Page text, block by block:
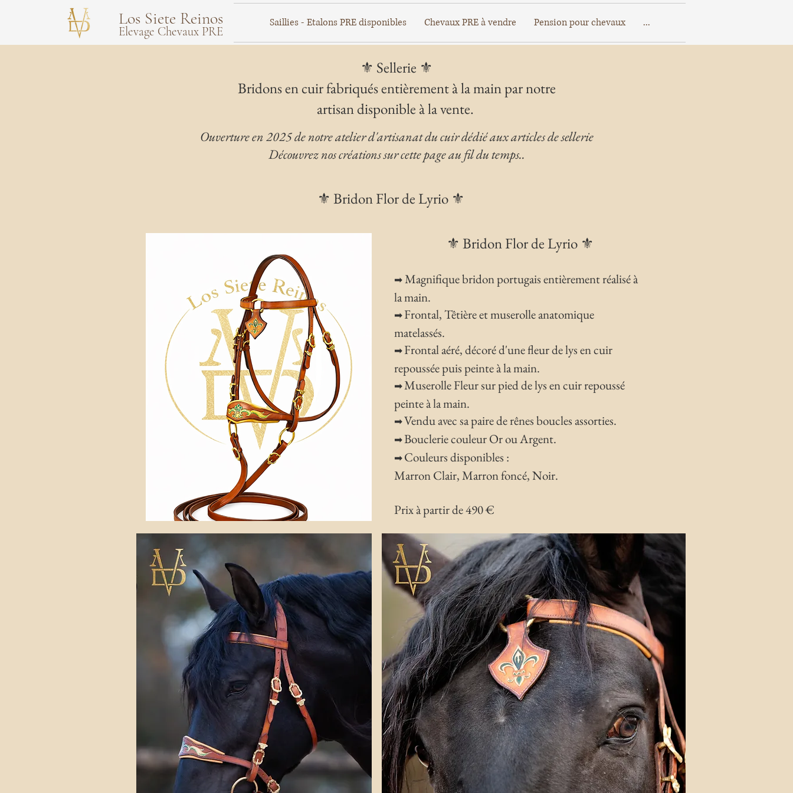
Los Siete Reinos
Elevage Chevaux PRE
Saillies - Etalons PRE disponibles Chevaux PRE à vendre Pension pour chevaux ...
⚜️ Sellerie ⚜️
Bridons en cuir fabriqués entièrement à la main par notre
artisan disponible à la vente.
Ouverture en 2025 de notre atelier d'artisanat du cuir dédié aux articles de sellerie
Découvrez nos créations sur cette page au fil du temps..
⚜️ Bridon Flor de Lyrio ⚜️
⚜️ Bridon Flor de Lyrio ⚜️
➡Magnifique bridon portugais entièrement réalisé à
la main.
➡Frontal, Têtière et muserolle anatomique
matelassés.
➡Frontal aéré, décoré d'une fleur de lys en cuir
repoussée puis peinte à la main.
➡Muserolle Fleur sur pied de lys en cuir repoussé
peinte à la main.
➡Vendu avec sa paire de rênes boucles assorties.
➡Bouclerie couleur Or ou Argent.
➡Couleurs disponibles :
Marron Clair, Marron foncé, Noir.
Prix à partir de 490 €